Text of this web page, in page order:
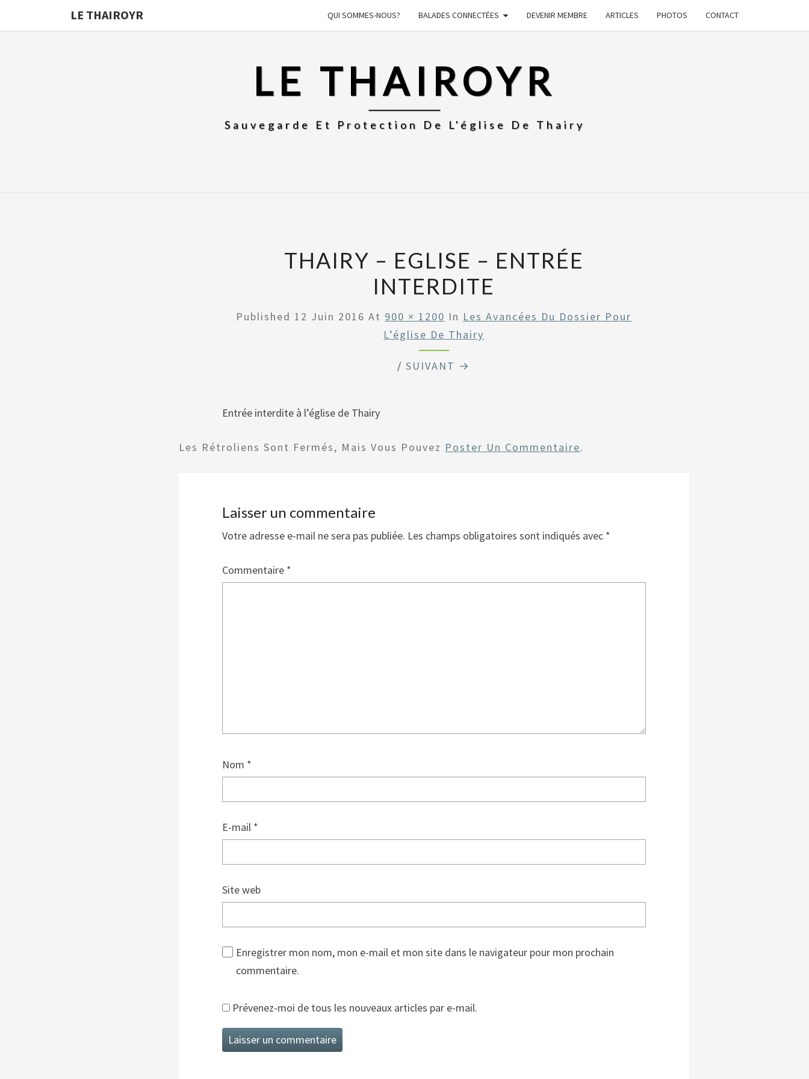
LE THAIROYR QUI SOMMES-NOUS? BALADES CONNECTÉES DEVENIR MEMBRE ARTICLES PHOTOS CONTACT
LE THAIROYR
Sauvegarde Et Protection De L'église De Thairy
THAIRY – EGLISE – ENTRÉE
INTERDITE
Published 12 Juin 2016 At 900 × 1200 In Les Avancées Du Dossier Pour
L’église De Thairy
/SUIVANT →
Entrée interdite à l’église de Thairy
Les Rétroliens Sont Fermés, Mais Vous Pouvez Poster Un Commentaire.
Laisser un commentaire
Votre adresse e-mail ne sera pas publiée. Les champs obligatoires sont indiqués avec *
Commentaire *
Nom *
E-mail *
Site web
Enregistrer mon nom, mon e-mail et mon site dans le navigateur pour mon prochain
commentaire.
Prévenez-moi de tous les nouveaux articles par e-mail.